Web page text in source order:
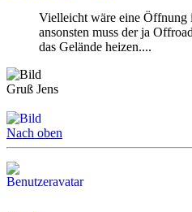
Vielleicht wäre eine Öffnung
ansonsten muss der ja
das Gelände heizen....
Gruß Jens
Nach oben